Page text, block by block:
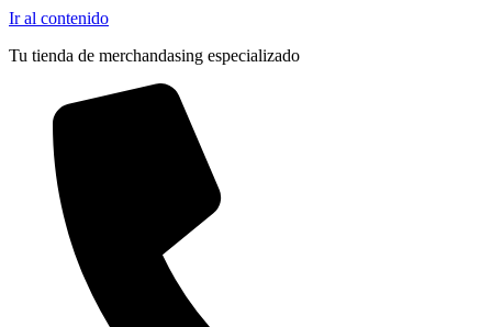
Ir al contenido
Tu tienda de merchandasing especializado